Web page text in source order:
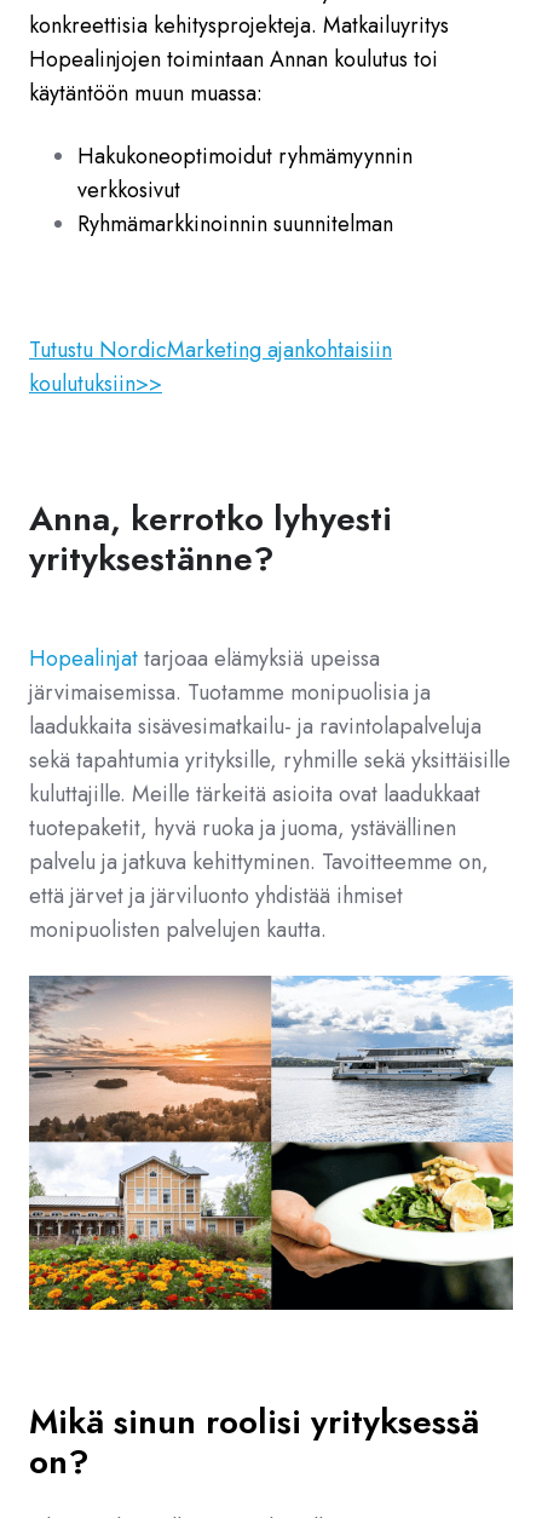
konkreettisia kehitysprojekteja. Matkailuyritys
Hopealinjojen toimintaan Annan koulutus toi
käytäntöön muun muassa:
Hakukoneoptimoidut ryhmämyynnin
verkkosivut
Ryhmämarkkinoinnin suunnitelman
Tutustu NordicMarketing ajankohtaisiin
koulutuksiin>>
Anna, kerrotko lyhyesti
yrityksestänne?
Hopealinjattarjoaa elämyksiä upeissa
järvimaisemissa. Tuotamme monipuolisia ja
laadukkaita sisävesimatkailu- ja ravintolapalveluja
sekä tapahtumia yrityksille, ryhmille sekä yksittäisille
kuluttajille. Meille tärkeitä asioita ovat laadukkaat
tuotepaketit, hyvä ruoka ja juoma, ystävällinen
palvelu ja jatkuva kehittyminen. Tavoitteemme on,
että järvet ja järviluonto yhdistää ihmiset
monipuolisten palvelujen kautta.
Mikä sinun roolisi yrityksessä
on?